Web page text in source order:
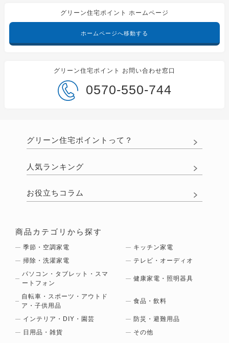
グリーン住宅ポイント ホームページ
ホームページへ移動する
グリーン住宅ポイント お問い合わせ窓口
0570-550-744
グリーン住宅ポイントって？
人気ランキング
お役立ちコラム
商品カテゴリから探す
季節・空調家電
キッチン家電
掃除・洗濯家電
テレビ・オーディオ
パソコン・タブレット・スマ
ートフォン
健康家電・照明器具
自転車・スポーツ・アウトド
ア・子供用品
食品・飲料
インテリア・DIY・園芸
防災・避難用品
日用品・雑貨
その他